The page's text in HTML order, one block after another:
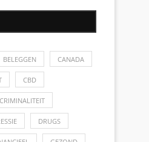
BELEGGEN CANADA
CBD
CRIMINALITEIT
DRUGS